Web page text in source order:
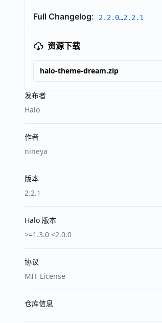
发布者
Halo
作者
nineya
版本
2.2.1
Halo 版本
>=1.3.0 <2.0.0
协议
MIT License
仓库信息
Full Changelog: 2.2.0…2.2.1
资源下载
halo-theme-dream.zip